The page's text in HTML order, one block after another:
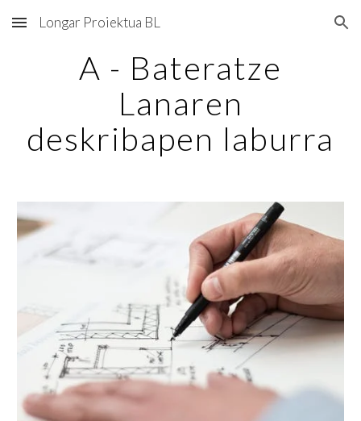
Skip to main content Skip to navigation
Longar Proiektua BL
A - Bateratze
Lanaren
deskribapen laburra